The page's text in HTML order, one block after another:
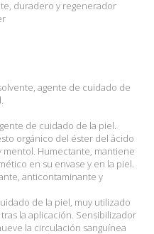
duradero y regenerador
agente de cuidado de
de cuidado de la piel.
orgánico del éster del ácido
mentol. Humectante, mantiene
en su envase y en la piel.
anticontaminante y
de la piel, muy utilizado
la aplicación. Sensibilizador
la circulación sanguínea